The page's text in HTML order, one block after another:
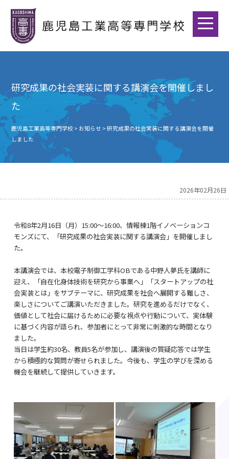
研究成果の社会実装に関する講演会を開催しまし
た
鹿児島工業高等専門学校> お知らせ >研究成果の社会実装に関する講演会を開催
しました
2026年02月26日
令和8年2月16日（月）15:00～16:00、情報棟1階イノベーションコ
モンズにて、「研究成果の社会実装に関する講演会」を開催しまし
た。
本講演会では、本校電子制御工学科OBである中野人夢氏を講師に
迎え、「自在化身体技術を研究から事業へ」「スタートアップの社
会実装とは」をサブテーマに、研究成果を社会へ展開する難しさ、
楽しさについてご講演いただきました。研究を進めるだけでなく、
価値として社会に届けるために必要な視点や行動について、実体験
に基づく内容が語られ、参加者にとって非常に刺激的な時間となり
ました。
当日は学生約30名、教員5名が参加し、講演後の質疑応答では学生
から積極的な質問が寄せられました。今後も、学生の学びを深める
機会を継続して提供していきます。